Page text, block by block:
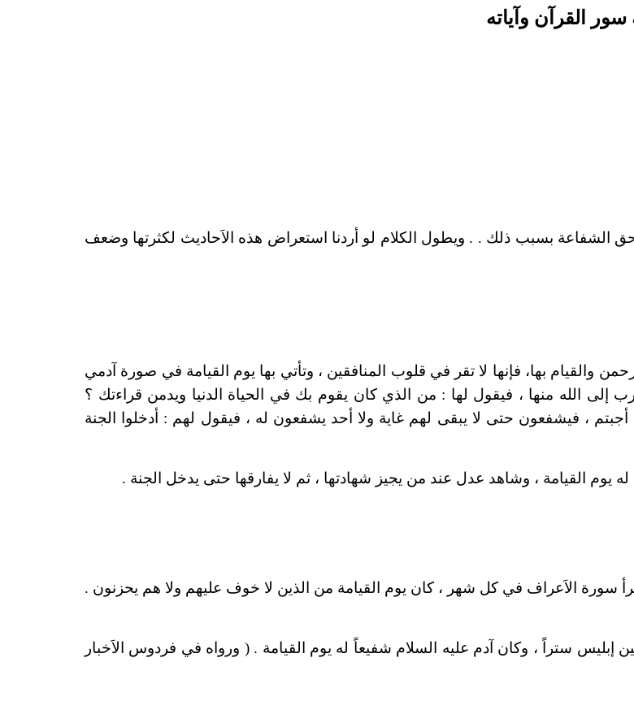
القرآن وآياته
حق الشفاعة بسبب ذلك . . ويطول الكلام لو أردنا استعراض هذه الاَحاديث لكثرتها وضعف
والقيام بها، فإنها لا تقر في قلوب المنافقين ، وتأتي بها يوم القيامة في صورة آدمي
الله منها ، فيقول لها : من الذي كان يقوم بك في الحياة الدنيا ويدمن قراءتك ؟
، فيشفعون حتى لا يبقى لهم غاية ولا أحد يشفعون له ، فيقول لهم : أدخلوا الجنة
يوم القيامة ، وشاهد عدل عند من يجيز شهادتها ، ثم لا يفارقها حتى يدخل الجنة .
سورة الاَعراف في كل شهر ، كان يوم القيامة من الذين لا خوف عليهم ولا هم يحزنون .
ستراً ، وكان آدم عليه السلام شفيعاً له يوم القيامة . ( ورواه في فردوس الاَخبار